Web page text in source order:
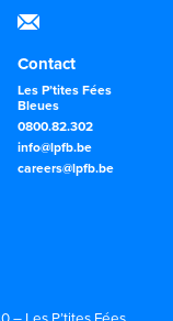
Contact
Les P’tites Fées
Bleues
0800.82.302
info@lpfb.be
careers@lpfb.be